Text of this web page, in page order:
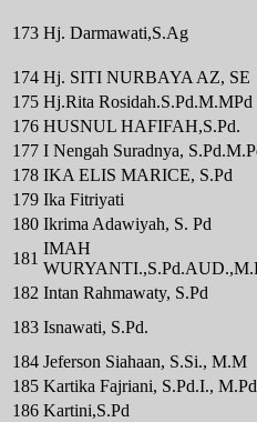
173 Hj. Darmawati,S.Ag
174 Hj. SITI NURBAYA AZ, SE
175 Hj.Rita Rosidah.S.Pd.M.MPd
176 HUSNUL HAFIFAH,S.Pd.
177 I Nengah Suradnya,
178 IKA ELIS MARICE, S.Pd
179 Ika Fitriyati
180 Ikrima Adawiyah, S. Pd
181
IMAH
182 Intan Rahmawaty, S.Pd
183 Isnawati, S.Pd.
184 Jeferson Siahaan, S.Si., M.M
185 Kartika Fajriani, S.Pd.I., M.Pd
186 Kartini,S.Pd